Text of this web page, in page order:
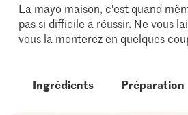
La mayo maison, c'est quand
pas si difficile à réussir. Ne vous
vous la monterez en quelques
Ingrédients Préparation